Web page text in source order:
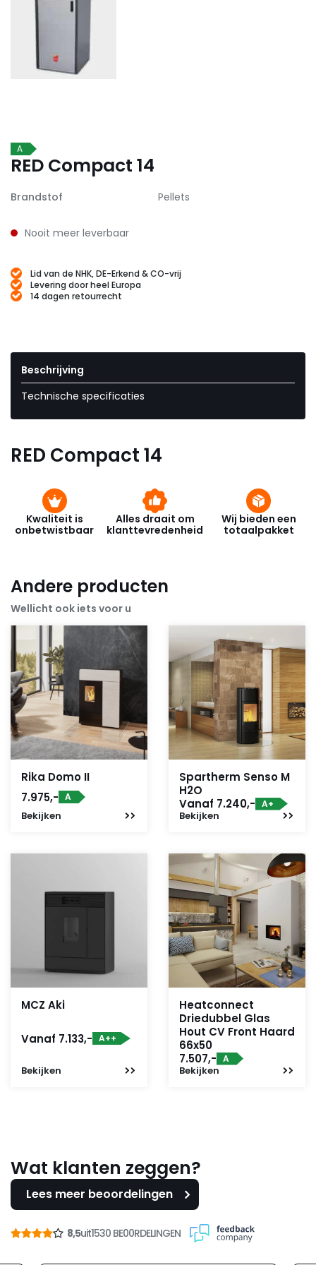
A
RED Compact 14
Brandstof Pellets
Nooit meer leverbaar
Lid van de NHK, DE-Erkend & CO-vrij
Levering door heel Europa
14 dagen retourrecht
Beschrijving
Technische specificaties
RED Compact 14
Kwaliteit is
onbetwistbaar
Alles draait om
klanttevredenheid
Wij bieden een
totaalpakket
Andere producten
Wellicht ook iets voor u
Rika Domo II
7.975,- A
Bekijken
Spartherm Senso M
H2O
Vanaf 7.240,- A+
Bekijken
MCZ Aki
Vanaf 7.133,- A++
Bekijken
Heatconnect
Driedubbel Glas
Hout CV Front Haard
66x50
7.507,- A
Bekijken
Wat klanten zeggen?
Lees meer beoordelingen
8,5uit1530 BE00RDELINGEN